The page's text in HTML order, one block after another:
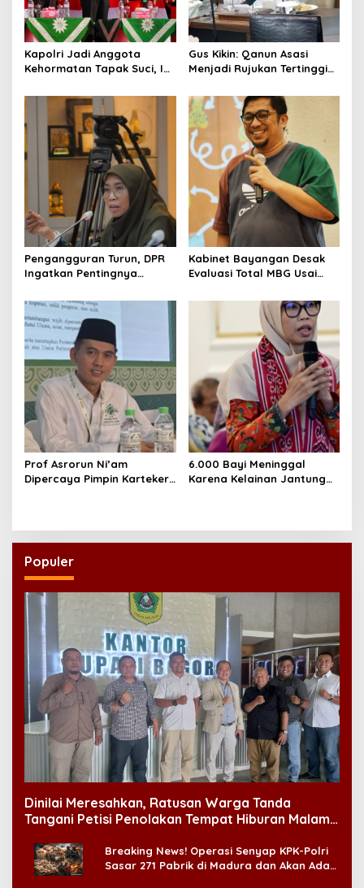
Kapolri Jadi Anggota
Kehormatan Tapak Suci, Ini
Gus Kikin: Qanun Asasi
Menjadi Rujukan Tertinggi
Pengangguran Turun, DPR
Ingatkan Pentingnya
yang Layak
Kabinet Bayangan Desak
Evaluasi Total MBG Usai
Massal
Prof Asrorun Ni’am
Dipercaya Pimpin Karteker
6.000 Bayi Meninggal
Karena Kelainan Jantung
Populer
Dinilai Meresahkan, Ratusan Warga Tanda
Tangani Petisi Penolakan Tempat Hiburan Malam
Breaking News! Operasi Senyap KPK-Polri
Sasar 271 Pabrik di Madura dan Akan Ada